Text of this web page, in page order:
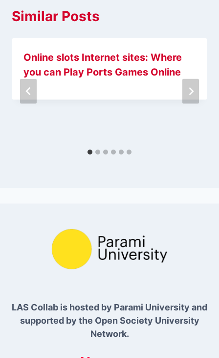
Similar Posts
Online slots Internet sites: Where
you can Play Ports Games Online
LAS Collab is hosted by Parami University and
supported by the Open Society University
Network.